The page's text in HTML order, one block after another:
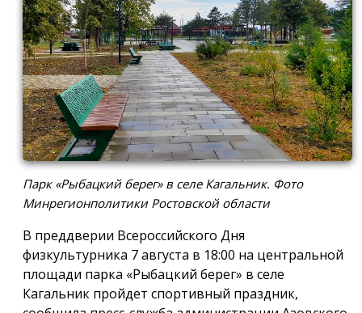
Парк «Рыбацкий берег» в селе Кагальник. Фото
Минрегионполитики Ростовской области
В преддверии Всероссийского Дня
физкультурника 7 августа в 18:00 на центральной
площади парка «Рыбацкий берег» в селе
Кагальник пройдет спортивный праздник,